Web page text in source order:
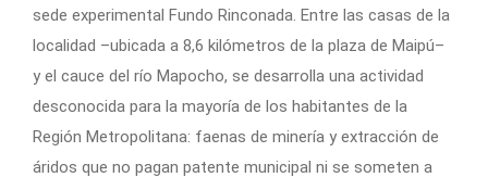
sede experimental Fundo Rinconada. Entre las casas de la
localidad –ubicada a 8,6 kilómetros de la plaza de Maipú–
y el cauce del río Mapocho, se desarrolla una actividad
desconocida para la mayoría de los habitantes de la
Región Metropolitana: faenas de minería y extracción de
áridos que no pagan patente municipal ni se someten a